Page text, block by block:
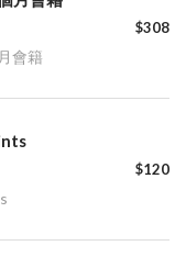
$308
會籍
$120